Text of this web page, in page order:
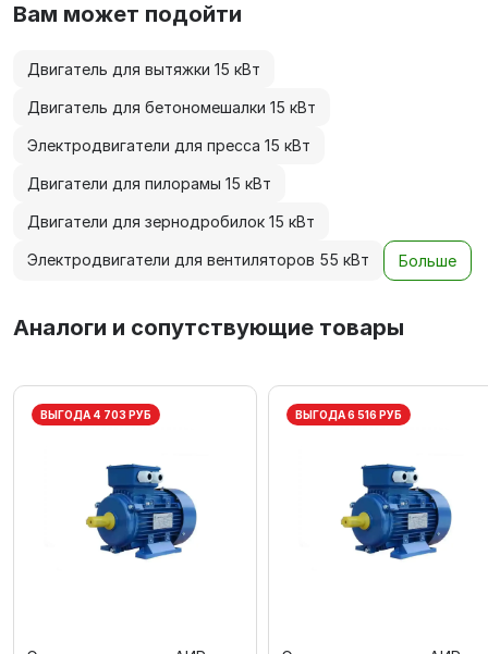
Вам может подойти
Двигатель для вытяжки 15 кВт
Двигатель для бетономешалки 15 кВт
Электродвигатели для пресса 15 кВт
Двигатели для пилорамы 15 кВт
Двигатели для зернодробилок 15 кВт
Электродвигатели для вентиляторов 55 кВт Больше
Аналоги и сопутствующие товары
ВЫГОДА 4 703 РУБ ВЫГОДА 6 516 РУБ